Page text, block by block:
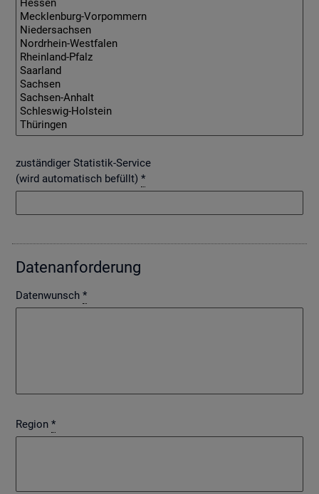
zuständiger Statistik-Service
(wird automatisch befüllt) *
Da­ten­an­for­de­rung
Datenwunsch *
Region *